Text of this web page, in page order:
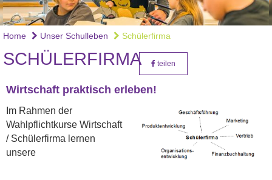
Home Unser Schulleben Schülerfirma
SCHÜLERFIRMA teilen
Wirtschaft praktisch erleben!
Im Rahmen der
Wahlpflichtkurse Wirtschaft
/ Schülerfirma lernen
unsere